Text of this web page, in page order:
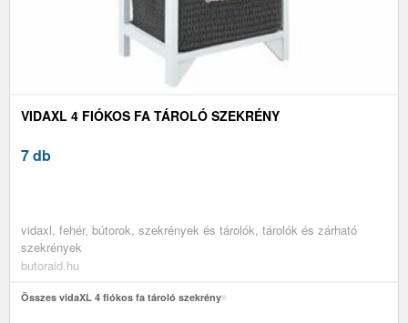
VIDAXL 4 FIÓKOS FA TÁROLÓ SZEKRÉNY
7 db
vidaxl, fehér, bútorok, szekrények és tárolók, tárolók és zárható
szekrények
butoraid.hu
Összes vidaXL 4 fiókos fa tároló szekrény